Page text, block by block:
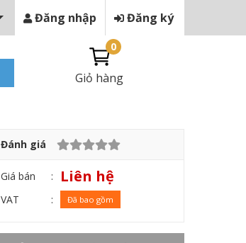
Đăng nhập Đăng ký
Giỏ hàng
0
Đánh giá
Giá bán Liên hệ
VAT Đã bao gồm